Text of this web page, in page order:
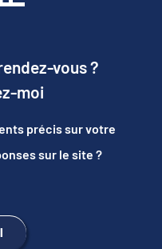
vous ?
moi
précis sur votre
sur le site ?